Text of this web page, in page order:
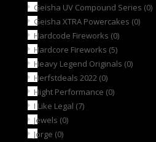
Geisha UV Compound Series (0)
Geisha XTRA Powercakes (0)
Hardcode Fireworks (0)
Hardcore Fireworks (5)
Heavy Legend Originals (0)
Herfstdeals 2022 (0)
Hight Performance (0)
I Like Legal (7)
Jewels (0)
Jorge (0)